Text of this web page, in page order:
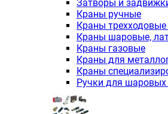
Затворы и
Краны ручные
Краны
Краны шаровые,
Краны газовые
Краны для
Краны
Ручки для шаровых